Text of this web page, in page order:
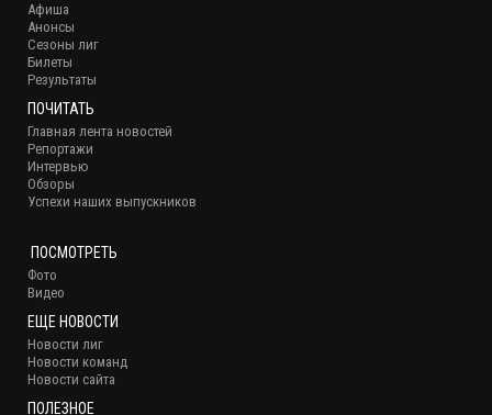
Афиша
Анонсы
Сезоны лиг
Билеты
Результаты
ПОЧИТАТЬ
Главная лента новостей
Репортажи
Интервью
Обзоры
Успехи наших выпускников
ПОСМОТРЕТЬ
Фото
Видео
ЕЩЕ НОВОСТИ
Новости лиг
Новости команд
Новости сайта
ПОЛЕЗНОЕ